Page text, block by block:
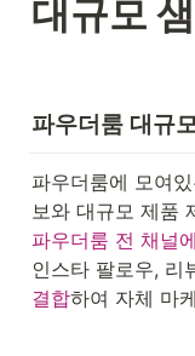
대규모
파우더룸 대규
파우더룸에 모여
파우더룸 전 채널
인스타 팔로우, 리
결합하여 자체 마